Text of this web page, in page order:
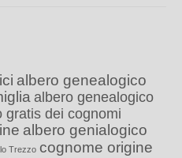
albero genealogico
albero genealogico
gratis dei cognomi
albero genialogico
Trezzo cognome origine